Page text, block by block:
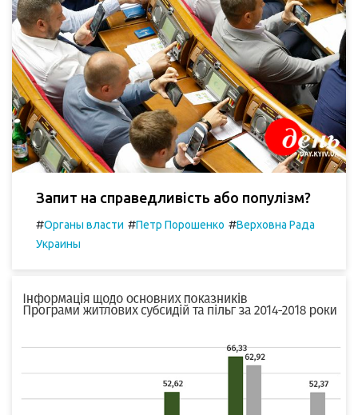
Запит на справедливість або популізм?
#Органы власти #Петр Порошенко #Верховна Рада
Украины